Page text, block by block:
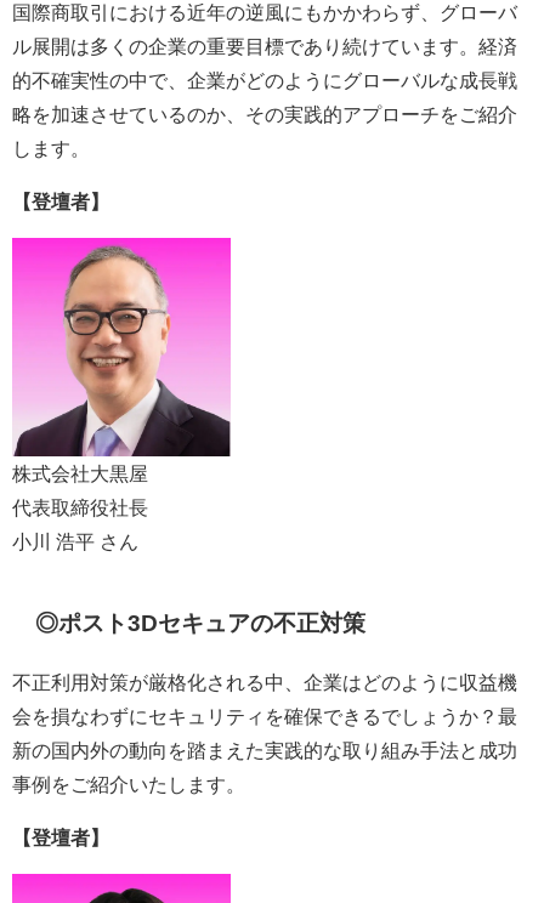
国際商取引における近年の逆風にもかかわらず、グローバ
ル展開は多くの企業の重要目標であり続けています。経済
的不確実性の中で、企業がどのようにグローバルな成長戦
略を加速させているのか、その実践的アプローチをご紹介
します。
【登壇者】
株式会社大黒屋
代表取締役社長
小川 浩平 さん
◎ポスト3Dセキュアの不正対策
不正利用対策が厳格化される中、企業はどのように収益機
会を損なわずにセキュリティを確保できるでしょうか？最
新の国内外の動向を踏まえた実践的な取り組み手法と成功
事例をご紹介いたします。
【登壇者】